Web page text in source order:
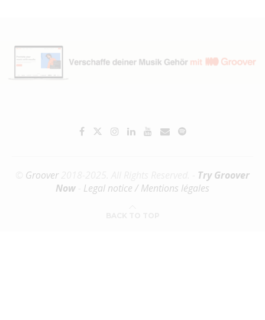
Groover2018-2025. All Rights Reserved. - Try Groover
Now
Legal notice / Mentions légales